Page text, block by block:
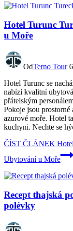
Hotel Turunc
u Moře
OdTerno Tour
Hotel Turunc se
nabízí kvalitní
přátelským
Pokoje jsou prostorné
azurové moře. Hotel
kuchyni. Nechte se
ČÍST ČLÁNEK
Ubytování u Moře
Recept thajská
polévky